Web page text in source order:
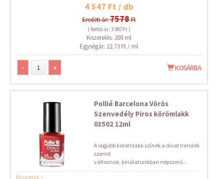
4 547 Ft / db
Eredeti ár:7578Ft
( Nettó ár: 3 580 Ft )
Kiszerelés: 200 ml
Egységár: 22.73 Ft / ml
- + KOSÁRBA
Pollié Barcelona Vörös
Szenvedély Piros körömlakk
03502 12ml
A legjobb körömlakk színek a divat trendek
szerint
változnak, kínálatunkban népszerű...
Részletek »